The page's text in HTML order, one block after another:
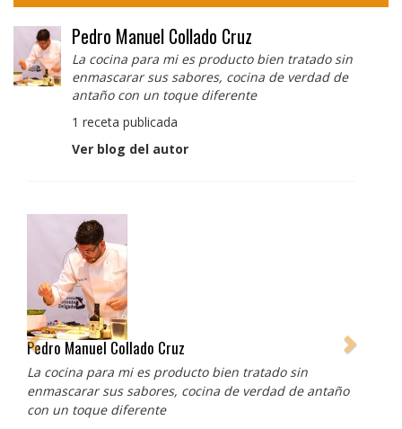
Pedro Manuel Collado Cruz
La cocina para mi es producto bien tratado sin
enmascarar sus sabores, cocina de verdad de
antaño con un toque diferente
1 receta publicada
Ver blog del autor
Pedro Manuel Collado Cruz
La cocina para mi es producto bien tratado sin
enmascarar sus sabores, cocina de verdad de antaño
con un toque diferente